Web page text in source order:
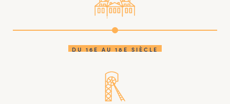
DU 16E AU 18E SIÈCLE